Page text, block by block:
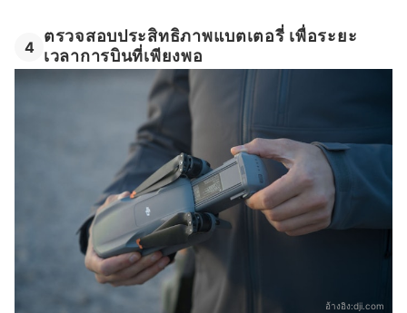
4
ตรวจสอบประสิทธิภาพแบตเตอรี่ เพื่อระยะ
เวลาการบินที่เพียงพอ
อ้างอิง:dji.com